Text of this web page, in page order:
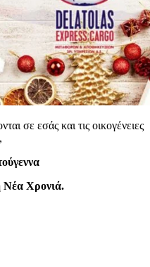
σε εσάς και τις οικογένειες
Νέα Χρονιά.